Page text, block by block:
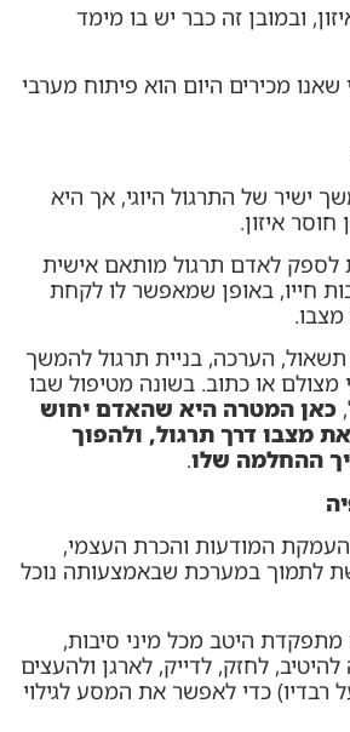
ובמובן זה כבר יש בו מימד
שאנו מכירים היום הוא פיתוח מערבי
ישיר של התרגול היוגי, אך היא
איזון.
לספק לאדם תרגול מותאם אישית
חייו, באופן שמאפשר לו לקחת
הערכה, בניית תרגול להמשך
מצולם או כתוב. בשונה מטיפול שבו
כאן המטרה היא שהאדם יחוש
מצבו דרך תרגול, ולהפוך
ההחלמה שלו.
המודעות והכרת העצמי,
לתמוך במערכת שבאמצעותה נוכל
היטב מכל מיני סיבות,
לחזק, לדייק, לארגן ולהעצים
כדי לאפשר את המסע לגילוי